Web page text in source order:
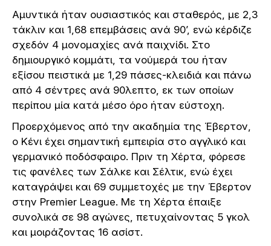
Αμυντικά ήταν ουσιαστικός και σταθερός, με 2,3
τάκλιν και 1,68 επεμβάσεις ανά 90’, ενώ κέρδιζε
σχεδόν 4 μονομαχίες ανά παιχνίδι. Στο
δημιουργικό κομμάτι, τα νούμερά του ήταν
εξίσου πειστικά με 1,29 πάσες-κλειδιά και πάνω
από 4 σέντρες ανά 90λεπτο, εκ των οποίων
περίπου μία κατά μέσο όρο ήταν εύστοχη.
Προερχόμενος από την ακαδημία της Έβερτον,
ο Κένι έχει σημαντική εμπειρία στο αγγλικό και
γερμανικό ποδόσφαιρο. Πριν τη Χέρτα, φόρεσε
τις φανέλες των Σάλκε και Σέλτικ, ενώ έχει
καταγράψει και 69 συμμετοχές με την Έβερτον
στην Premier League. Με τη Χέρτα έπαιξε
συνολικά σε 98 αγώνες, πετυχαίνοντας 5 γκολ
και μοιράζοντας 16 ασίστ.